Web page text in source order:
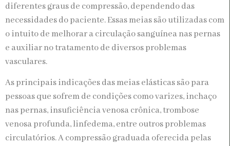
diferentes graus de compressão, dependendo das
necessidades do paciente. Essas meias são utilizadas com
o intuito de melhorar a circulação sanguínea nas pernas
e auxiliar no tratamento de diversos problemas
vasculares.
As principais indicações das meias elásticas são para
pessoas que sofrem de condições como varizes, inchaço
nas pernas, insuficiência venosa crônica, trombose
venosa profunda, linfedema, entre outros problemas
circulatórios. A compressão graduada oferecida pelas